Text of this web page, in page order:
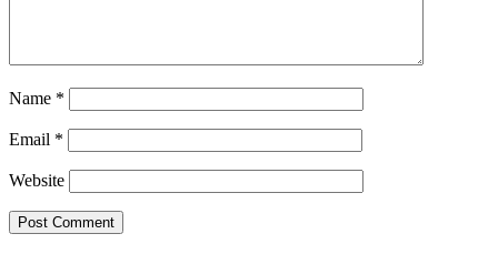
Name *
Email *
Website